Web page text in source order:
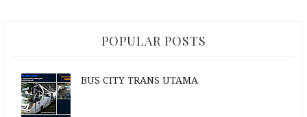
POPULAR POSTS
BUS CITY TRANS UTAMA